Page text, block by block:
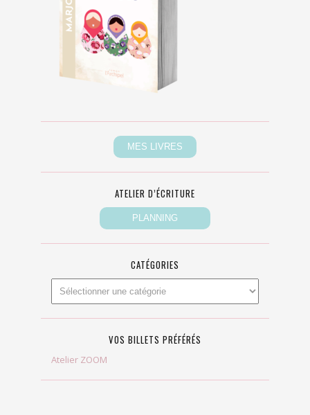
ATELIER D’ÉCRITURE
CATÉGORIES
VOS BILLETS PRÉFÉRÉS
Atelier ZOOM